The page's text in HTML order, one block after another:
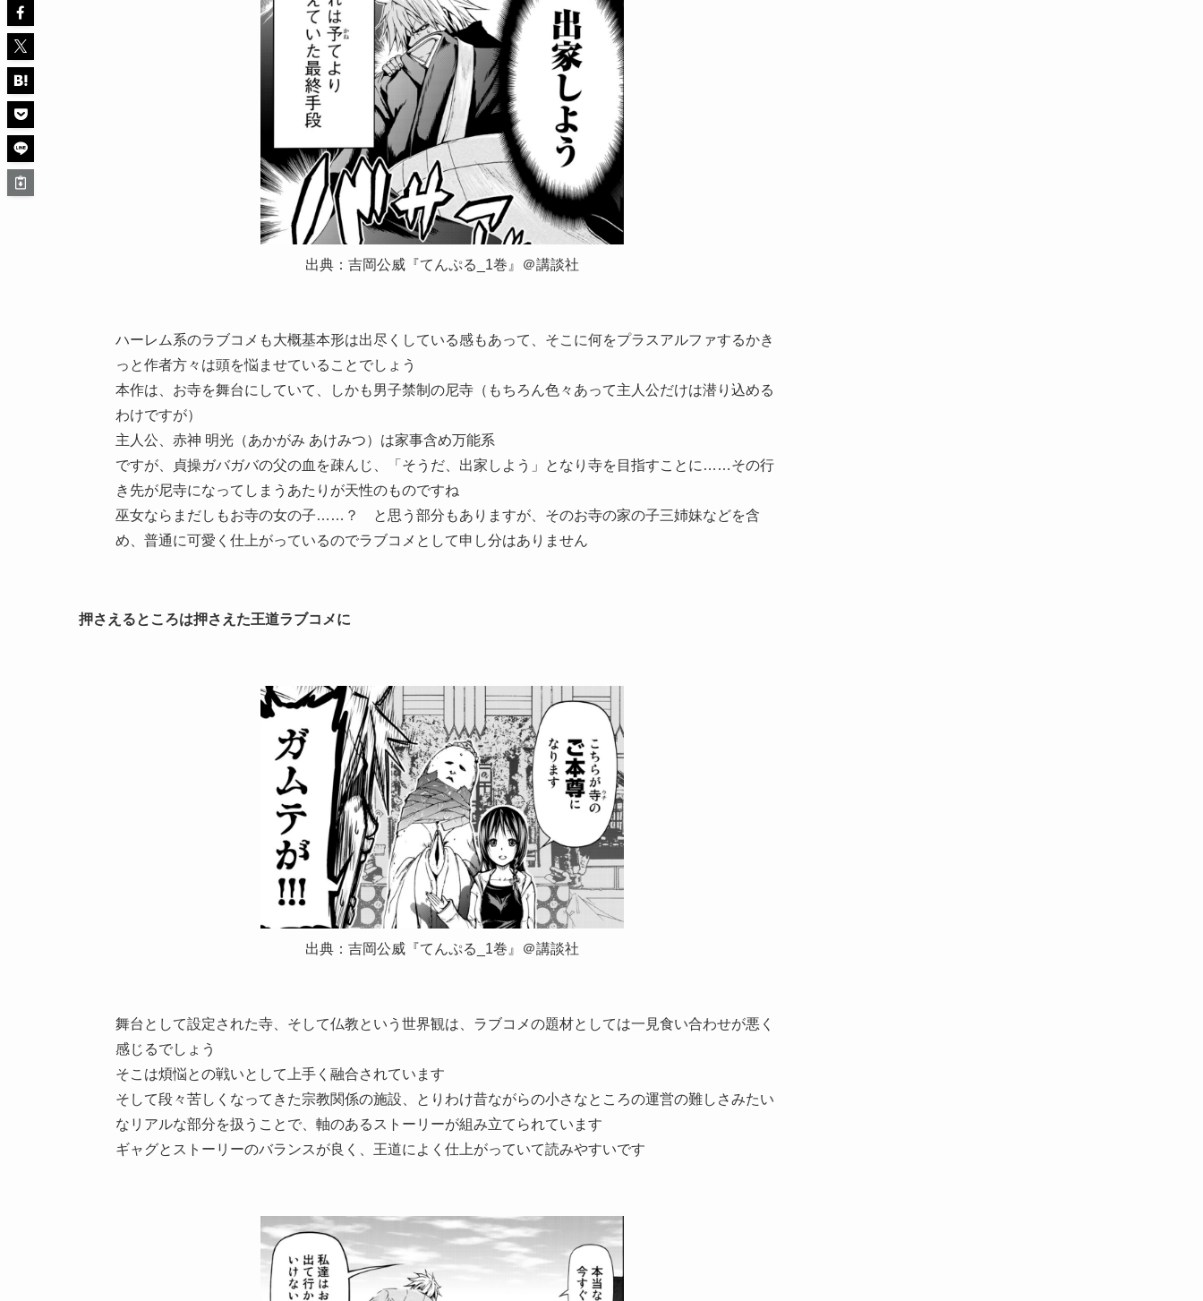
出典：吉岡公威『てんぷる_1巻』＠講談社
ハーレム系のラブコメも大概基本形は出尽くしている感もあって、そこに何をプラスアルファするかき
っと作者方々は頭を悩ませていることでしょう
本作は、お寺を舞台にしていて、しかも男子禁制の尼寺（もちろん色々あって主人公だけは潜り込める
わけですが）
主人公、赤神 明光（あかがみ あけみつ）は家事含め万能系
ですが、貞操ガバガバの父の血を疎んじ、「そうだ、出家しよう」となり寺を目指すことに……その行
き先が尼寺になってしまうあたりが天性のものですね
巫女ならまだしもお寺の女の子……？ と思う部分もありますが、そのお寺の家の子三姉妹などを含
め、普通に可愛く仕上がっているのでラブコメとして申し分はありません
押さえるところは押さえた王道ラブコメに
出典：吉岡公威『てんぷる_1巻』＠講談社
舞台として設定された寺、そして仏教という世界観は、ラブコメの題材としては一見食い合わせが悪く
感じるでしょう
そこは煩悩との戦いとして上手く融合されています
そして段々苦しくなってきた宗教関係の施設、とりわけ昔ながらの小さなところの運営の難しさみたい
なリアルな部分を扱うことで、軸のあるストーリーが組み立てられています
ギャグとストーリーのバランスが良く、王道によく仕上がっていて読みやすいです